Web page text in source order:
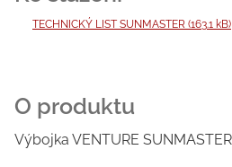
TECHNICKÝ LIST SUNMASTER (163.1 kB)
Výbojka VENTURE